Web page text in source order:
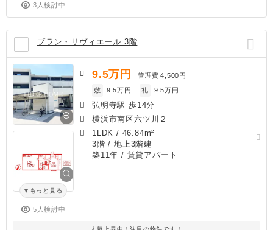
3人検討中
ブラン・リヴィエール 3階
もっと見る
5人検討中
9.5万円 管理費 4,500円
敷
9.5万円 礼 9.5万円
弘明寺駅 歩14分
横浜市南区六ツ川２
1LDK / 46.84m²
3階 / 地上3階建
築11年 / 賃貸アパート